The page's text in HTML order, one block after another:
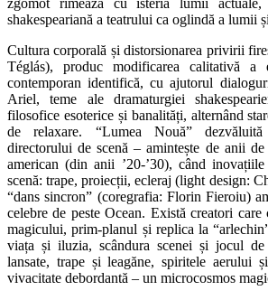
zgomot rimează cu isteria lumii actuale,
shakespeariană a teatrului ca oglindă a lumii
Cultura corporală și distorsionarea privirii
Téglás), produc modificarea calitativă a
contemporan identifică, cu ajutorul
Ariel, teme ale dramaturgiei
filosofice esoterice și banalități, alternând
de relaxare. “Lumea Nouă”
directorului de scenă – amintește de anii
american (din anii ’20-’30), când
scenă: trape, proiecții, ecleraj (light design:
“dans sincron” (coregrafia: Florin Fieroiu)
celebre de peste Ocean. Există creatori care
magicului, prim-planul și replica la
viața și iluzia, scândura scenei și jocul
lansate, trape și leagăne, spiritele aerului
vivacitate debordantă – un microcosmos